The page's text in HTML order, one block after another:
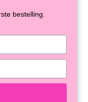
2 LAYER
bestelling.